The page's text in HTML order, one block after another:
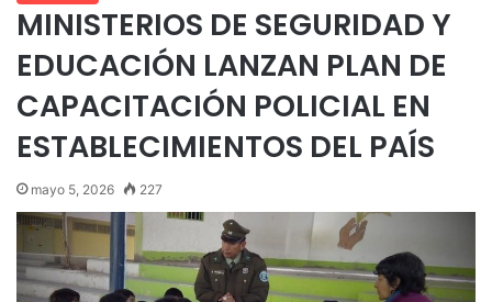
MINISTERIOS DE SEGURIDAD Y
EDUCACIÓN LANZAN PLAN DE
CAPACITACIÓN POLICIAL EN
ESTABLECIMIENTOS DEL PAÍS
mayo 5, 2026 227